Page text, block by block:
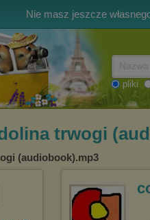
Nie masz jeszcze
pliki
trwogi
(audiobook).mp3